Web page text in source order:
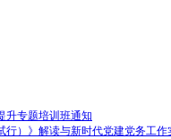
升专题培训班通知
）》解读与新时代党建党务工作